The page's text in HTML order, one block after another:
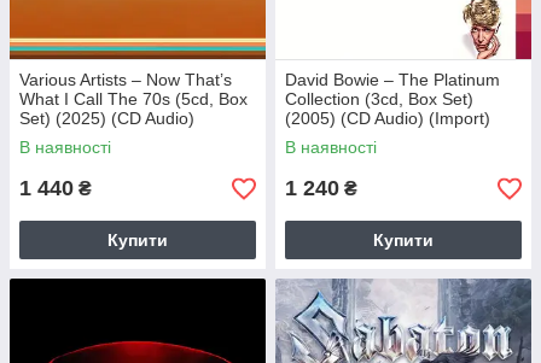
Various Artists – Now That’s
What I Call The 70s (5cd, Box
Set) (2025) (CD Audio)
(Import)
В наявності
1 440 ₴
Купити
David Bowie – The Platinum
Collection (3cd, Box Set)
(2005) (CD Audio) (Import)
В наявності
1 240 ₴
Купити